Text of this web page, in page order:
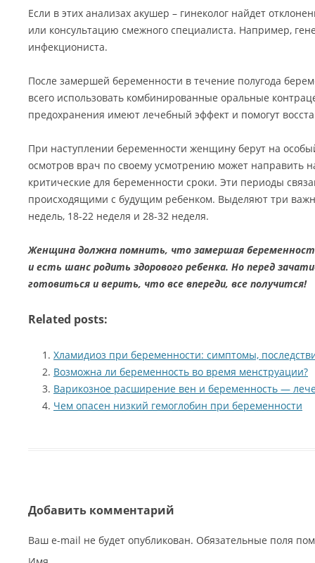
Если в этих анализах акушер – гинеколог найдет
или консультацию смежного специалиста. Например,
инфекциониста.
После замершей беременности в течение полугода
всего использовать комбинированные оральные
предохранения имеют лечебный эффект и помогут
При наступлении беременности женщину берут на
осмотров врач по своему усмотрению может направить
критические для беременности сроки. Эти периоды
происходящими с будущим ребенком. Выделяют три
недель, 18-22 неделя и 28-32 неделя.
Женщина должна помнить, что замершая
и есть шанс родить здорового ребенка. Но перед
готовиться и верить, что все впереди, все получится!
Related posts:
Хламидиоз при беременности: симптомы,
Возможна ли беременность во время менструации?
Варикозное расширение вен и беременность —
Чем опасен низкий гемоглобин при беременности
Добавить комментарий
Ваш e-mail не будет опубликован. Обязательные поля